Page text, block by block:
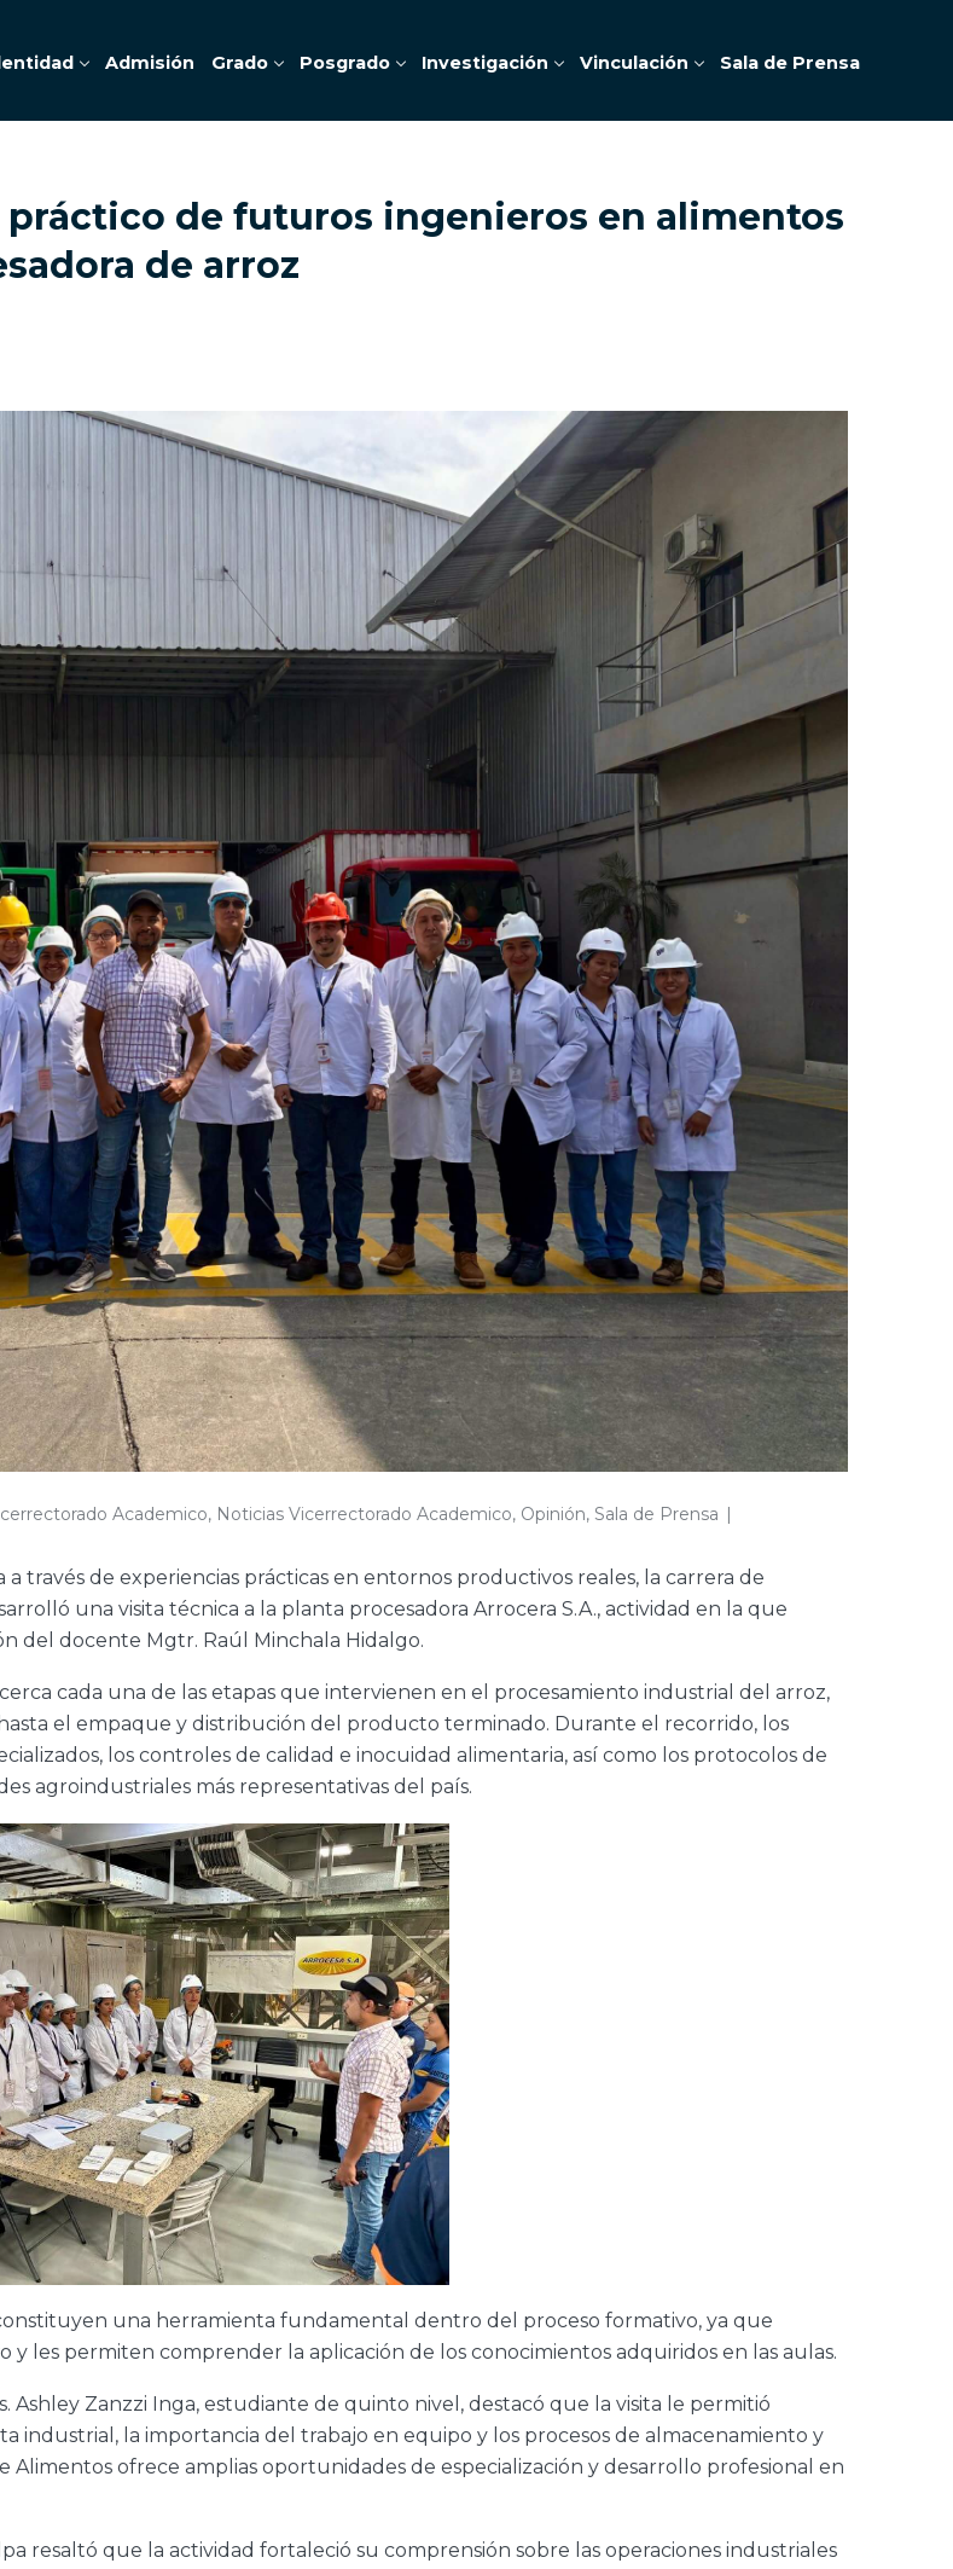
Admisión Grado Posgrado Investigación Vinculación Sala de Prensa
práctico de futuros ingenieros en alimentos
de arroz
Academico, Noticias Vicerrectorado Academico, Opinión, Sala de Prensa
través de experiencias prácticas en entornos productivos reales, la carrera de
una visita técnica a la planta procesadora Arrocera S.A., actividad en la que
del docente Mgtr. Raúl Minchala Hidalgo.
cada una de las etapas que intervienen en el procesamiento industrial del arroz,
el empaque y distribución del producto terminado. Durante el recorrido, los
los controles de calidad e inocuidad alimentaria, así como los protocolos de
agroindustriales más representativas del país.
una herramienta fundamental dentro del proceso formativo, ya que
les permiten comprender la aplicación de los conocimientos adquiridos en las aulas.
Zanzzi Inga, estudiante de quinto nivel, destacó que la visita le permitió
la importancia del trabajo en equipo y los procesos de almacenamiento y
Alimentos ofrece amplias oportunidades de especialización y desarrollo profesional en
resaltó que la actividad fortaleció su comprensión sobre las operaciones industriales